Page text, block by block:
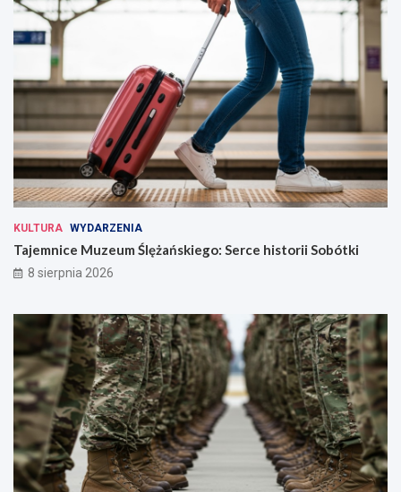
KULTURA WYDARZENIA
Tajemnice Muzeum Ślężańskiego: Serce historii Sobótki
8 sierpnia 2026